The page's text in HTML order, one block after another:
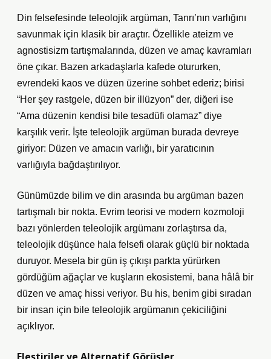
Din felsefesinde teleolojik argüman, Tanrı’nın varlığını
savunmak için klasik bir araçtır. Özellikle ateizm ve
agnostisizm tartışmalarında, düzen ve amaç kavramları
öne çıkar. Bazen arkadaşlarla kafede otururken,
evrendeki kaos ve düzen üzerine sohbet ederiz; birisi
“Her şey rastgele, düzen bir illüzyon” der, diğeri ise
“Ama düzenin kendisi bile tesadüfi olamaz” diye
karşılık verir. İşte teleolojik argüman burada devreye
giriyor: Düzen ve amacın varlığı, bir yaratıcının
varlığıyla bağdaştırılıyor.
Günümüzde bilim ve din arasında bu argüman bazen
tartışmalı bir nokta. Evrim teorisi ve modern kozmoloji
bazı yönlerden teleolojik argümanı zorlaştırsa da,
teleolojik düşünce hala felsefi olarak güçlü bir noktada
duruyor. Mesela bir gün iş çıkışı parkta yürürken
gördüğüm ağaçlar ve kuşların ekosistemi, bana hâlâ bir
düzen ve amaç hissi veriyor. Bu his, benim gibi sıradan
bir insan için bile teleolojik argümanın çekiciliğini
açıklıyor.